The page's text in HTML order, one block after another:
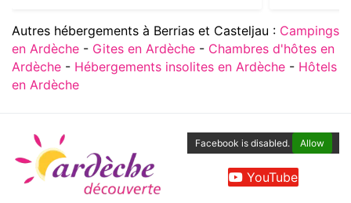
Autres hébergements à Berrias et Casteljau : Campings
en Ardèche - Gites en Ardèche - Chambres d'hôtes en
Ardèche - Hébergements insolites en Ardèche - Hôtels
en Ardèche
Facebook is disabled. Allow
YouTube